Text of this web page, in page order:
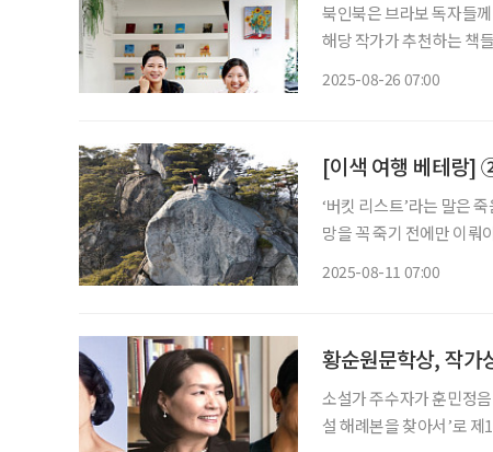
북인북은 브라보 독자들
해당 작가가 추천하는 책들도 함께 즐겨보세요. 친
2025-08-26 07:00
[이색 여행 베테랑]
‘버킷 리스트’라는 말은 죽
망을 꼭 죽기 전에만 이뤄
2025-08-11 07:00
황순원문학상, 작가
소설가 주수자가 훈민정
설 해례본을 찾아서’로